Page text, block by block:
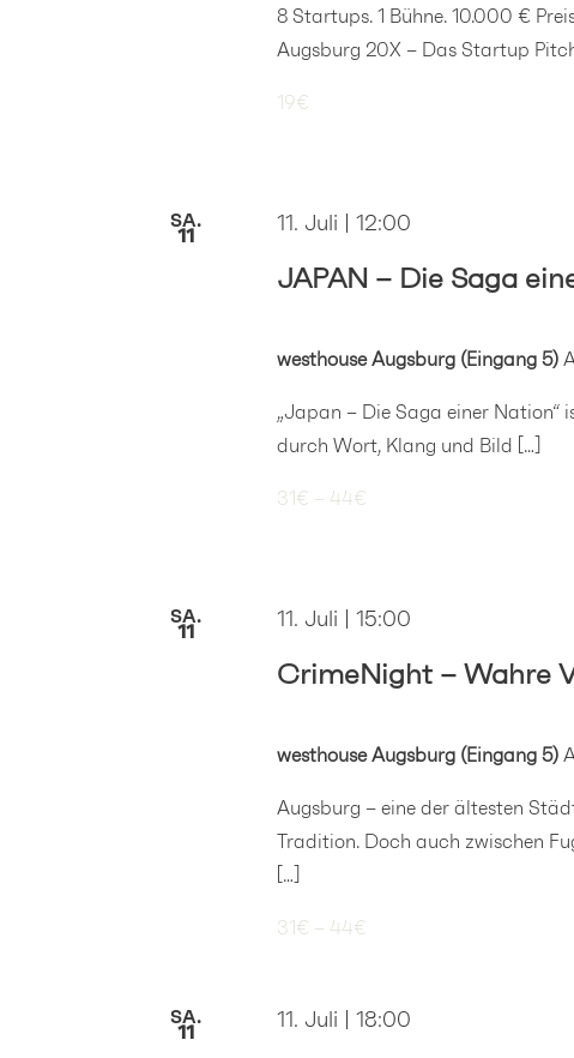
8 Startups. 1 Bühne. 10.000 €
Augsburg 20X – Das Startup
19€
SA.
11
JAPAN – Die Saga
11. Juli | 12:00
westhouse Augsburg (Eingang 5)
„Japan – Die Saga einer Nation“
durch Wort, Klang und Bild […]
31€ – 44€
SA.
11
CrimeNight – Wahre
11. Juli | 15:00
westhouse Augsburg (Eingang 5)
Augsburg – eine der ältesten
Tradition. Doch auch zwischen
[…]
31€ – 44€
SA.
11
11. Juli | 18:00